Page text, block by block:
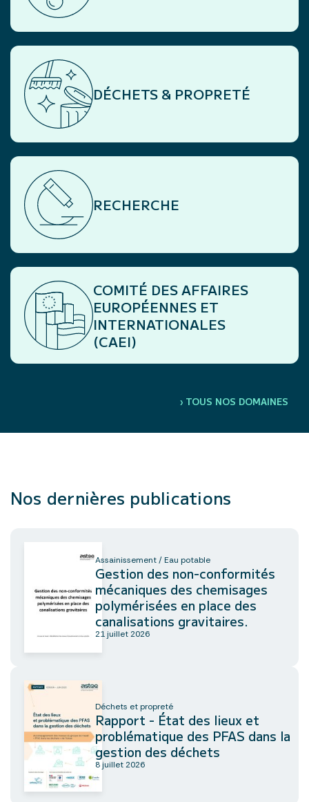
DÉCHETS & PROPRETÉ
RECHERCHE
COMITÉ DES AFFAIRES
EUROPÉENNES ET
INTERNATIONALES
(CAEI)
› TOUS NOS DOMAINES
Nos dernières publications
Assainissement / Eau potable
Gestion des non-conformités
mécaniques des chemisages
polymérisées en place des
canalisations gravitaires.
21 juillet 2026
Déchets et propreté
Rapport - État des lieux et
problématique des PFAS dans la
gestion des déchets
8 juillet 2026